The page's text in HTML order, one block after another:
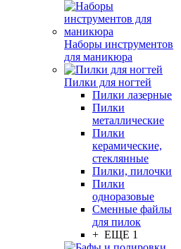
Наборы инструментов
для маникюра
Пилки для ногтей
Пилки лазерные
Пилки
металлические
Пилки
керамические,
стеклянные
Пилки, пилочки
Пилки
одноразовые
Сменные файлы
для пилок
+ ЕЩЕ 1